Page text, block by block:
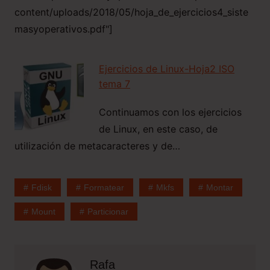
content/uploads/2018/05/hoja_de_ejercicios4_siste
masyoperativos.pdf"]
Ejercicios de Linux-Hoja2 ISO
tema 7
Continuamos con los ejercicios
de Linux, en este caso, de
utilización de metacaracteres y de…
Fdisk Formatear Mkfs Montar
Mount Particionar
Rafa